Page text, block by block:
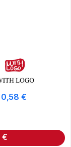
0,58 €
€